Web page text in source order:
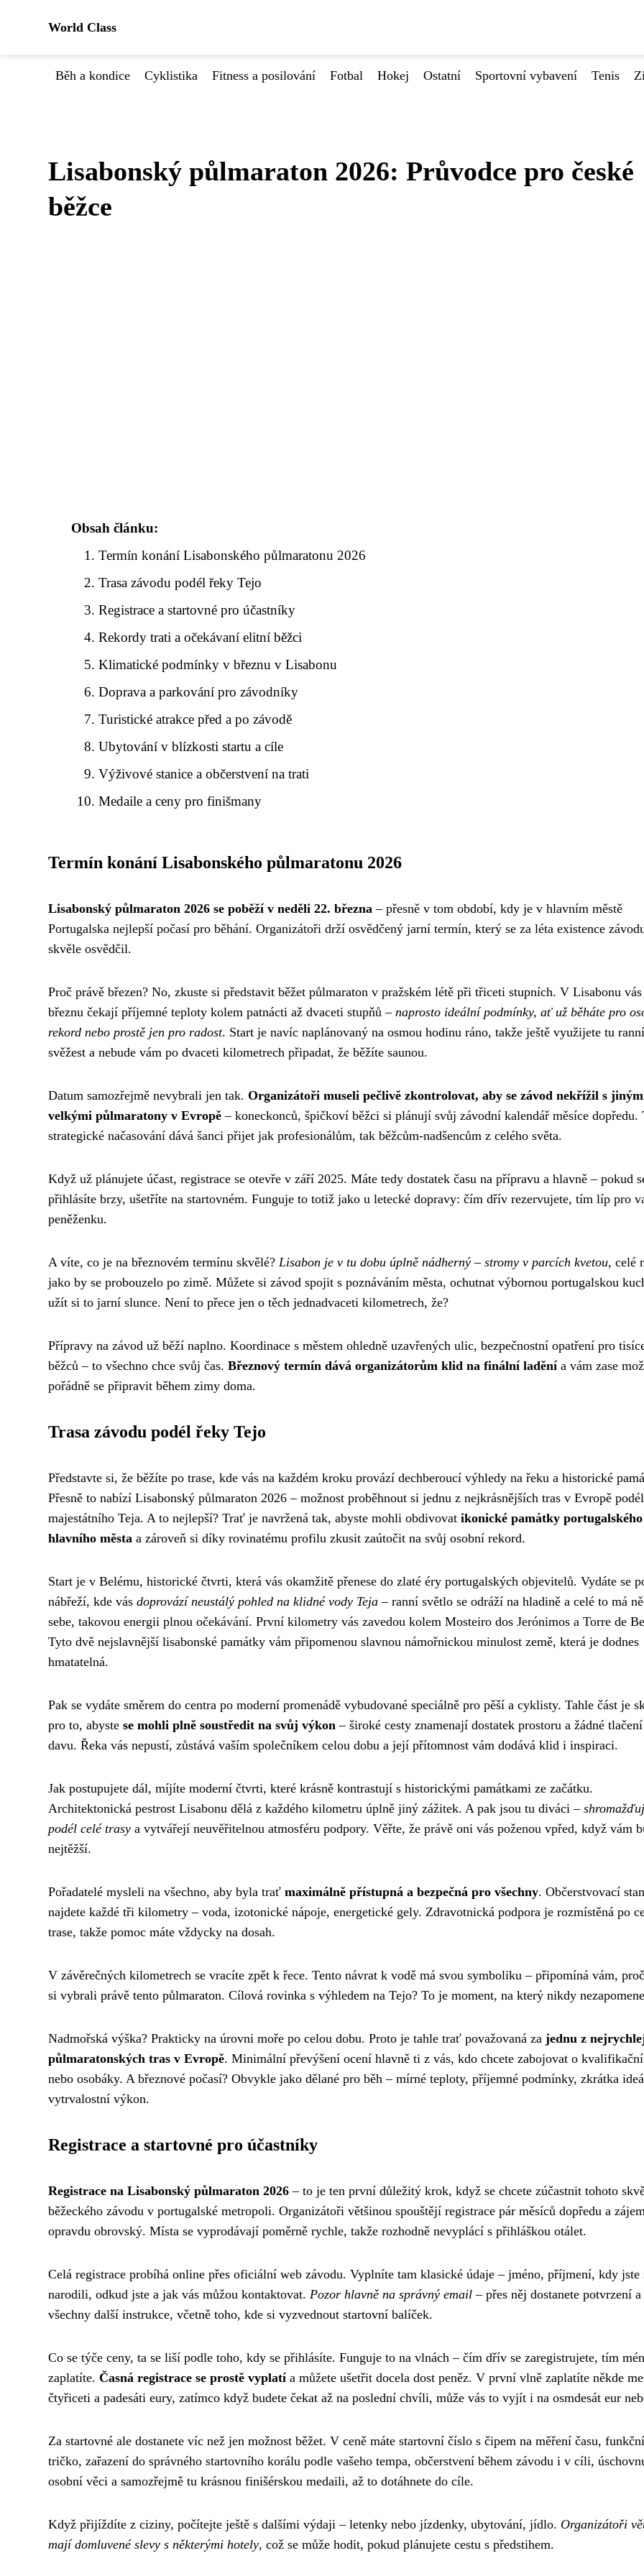
World Class
Běh a kondice Cyklistika Fitness a posilování Fotbal Hokej Ostatní Sportovní vybavení Tenis
Lisabonský půlmaraton 2026: Průvodce pro české
běžce
Obsah článku:
Termín konání Lisabonského půlmaratonu 2026
Trasa závodu podél řeky Tejo
Registrace a startovné pro účastníky
Rekordy trati a očekávaní elitní běžci
Klimatické podmínky v březnu v Lisabonu
Doprava a parkování pro závodníky
Turistické atrakce před a po závodě
Ubytování v blízkosti startu a cíle
Výživové stanice a občerstvení na trati
Medaile a ceny pro finišmany
Termín konání Lisabonského půlmaratonu 2026
Lisabonský půlmaraton 2026 se poběží v neděli 22. března – přesně v tom období, kdy je v hlavním městě
Portugalska nejlepší počasí pro běhání. Organizátoři drží osvědčený jarní termín, který se za léta existence
skvěle osvědčil.
Proč právě březen? No, zkuste si představit běžet půlmaraton v pražském létě při třiceti stupních. V Lisabonu
březnu čekají příjemné teploty kolem patnácti až dvaceti stupňů – naprosto ideální podmínky, ať už běháte pro
rekord nebo prostě jen pro radost. Start je navíc naplánovaný na osmou hodinu ráno, takže ještě využijete tu ranní
svěžest a nebude vám po dvaceti kilometrech připadat, že běžíte saunou.
Datum samozřejmě nevybrali jen tak. Organizátoři museli pečlivě zkontrolovat, aby se závod nekřížil s
velkými půlmaratony v Evropě – koneckonců, špičkoví běžci si plánují svůj závodní kalendář měsíce dopředu.
strategické načasování dává šanci přijet jak profesionálům, tak běžcům-nadšencům z celého světa.
Když už plánujete účast, registrace se otevře v září 2025. Máte tedy dostatek času na přípravu a hlavně – pokud
přihlásíte brzy, ušetříte na startovném. Funguje to totiž jako u letecké dopravy: čím dřív rezervujete, tím líp pro
peněženku.
A víte, co je na březnovém termínu skvělé? Lisabon je v tu dobu úplně nádherný – stromy v parcích kvetou, celé
jako by se probouzelo po zimě. Můžete si závod spojit s poznáváním města, ochutnat výbornou portugalskou
užít si to jarní slunce. Není to přece jen o těch jednadvaceti kilometrech, že?
Přípravy na závod už běží naplno. Koordinace s městem ohledně uzavřených ulic, bezpečnostní opatření pro
běžců – to všechno chce svůj čas. Březnový termín dává organizátorům klid na finální laděnía vám zase
pořádně se připravit během zimy doma.
Trasa závodu podél řeky Tejo
Představte si, že běžíte po trase, kde vás na každém kroku provází dechberoucí výhledy na řeku a historické
Přesně to nabízí Lisabonský půlmaraton 2026 – možnost proběhnout si jednu z nejkrásnějších tras v Evropě podél
majestátního Teja. A to nejlepší? Trať je navržená tak, abyste mohli obdivovat ikonické památky portugalského
hlavního města a zároveň si díky rovinatému profilu zkusit zaútočit na svůj osobní rekord.
Start je v Belému, historické čtvrti, která vás okamžitě přenese do zlaté éry portugalských objevitelů. Vydáte se
nábřeží, kde vás doprovází neustálý pohled na klidné vody Teja – ranní světlo se odráží na hladině a celé to má
sebe, takovou energii plnou očekávání. První kilometry vás zavedou kolem Mosteiro dos Jerónimos a Torre de
Tyto dvě nejslavnější lisabonské památky vám připomenou slavnou námořnickou minulost země, která je dodnes
hmatatelná.
Pak se vydáte směrem do centra po moderní promenádě vybudované speciálně pro pěší a cyklisty. Tahle část je
pro to, abyste se mohli plně soustředit na svůj výkon – široké cesty znamenají dostatek prostoru a žádné
davu. Řeka vás nepustí, zůstává vaším společníkem celou dobu a její přítomnost vám dodává klid i inspiraci.
Jak postupujete dál, míjíte moderní čtvrti, které krásně kontrastují s historickými památkami ze začátku.
Architektonická pestrost Lisabonu dělá z každého kilometru úplně jiný zážitek. A pak jsou tu diváci –
podél celé trasy a vytvářejí neuvěřitelnou atmosféru podpory. Věřte, že právě oni vás poženou vpřed, když vám
nejtěžší.
Pořadatelé mysleli na všechno, aby byla trať maximálně přístupná a bezpečná pro všechny. Občerstvovací
najdete každé tři kilometry – voda, izotonické nápoje, energetické gely. Zdravotnická podpora je rozmístěná po
trase, takže pomoc máte vždycky na dosah.
V závěrečných kilometrech se vracíte zpět k řece. Tento návrat k vodě má svou symboliku – připomíná vám,
si vybrali právě tento půlmaraton. Cílová rovinka s výhledem na Tejo? To je moment, na který nikdy
Nadmořská výška? Prakticky na úrovni moře po celou dobu. Proto je tahle trať považovaná za jednu z
půlmaratonských tras v Evropě. Minimální převýšení ocení hlavně ti z vás, kdo chcete zabojovat o
nebo osobáky. A březnové počasí? Obvykle jako dělané pro běh – mírné teploty, příjemné podmínky, zkrátka
vytrvalostní výkon.
Registrace a startovné pro účastníky
Registrace na Lisabonský půlmaraton 2026 – to je ten první důležitý krok, když se chcete zúčastnit tohoto
běžeckého závodu v portugalské metropoli. Organizátoři většinou spouštějí registrace pár měsíců dopředu a
opravdu obrovský. Místa se vyprodávají poměrně rychle, takže rozhodně nevyplácí s přihláškou otálet.
Celá registrace probíhá online přes oficiální web závodu. Vyplníte tam klasické údaje – jméno, příjmení, kdy jste
narodili, odkud jste a jak vás můžou kontaktovat. Pozor hlavně na správný email – přes něj dostanete potvrzení a
všechny další instrukce, včetně toho, kde si vyzvednout startovní balíček.
Co se týče ceny, ta se liší podle toho, kdy se přihlásíte. Funguje to na vlnách – čím dřív se zaregistrujete, tím
zaplatíte. Časná registrace se prostě vyplatía můžete ušetřit docela dost peněz. V první vlně zaplatíte někde
čtyřiceti a padesáti eury, zatímco když budete čekat až na poslední chvíli, může vás to vyjít i na osmdesát eur
Za startovné ale dostanete víc než jen možnost běžet. V ceně máte startovní číslo s čipem na měření času, funkční
tričko, zařazení do správného startovního korálu podle vašeho tempa, občerstvení během závodu i v cíli,
osobní věci a samozřejmě tu krásnou finišérskou medaili, až to dotáhnete do cíle.
Když přijíždíte z ciziny, počítejte ještě s dalšími výdaji – letenky nebo jízdenky, ubytování, jídlo. Organizátoři
mají domluvené slevy s některými hotely, což se může hodit, pokud plánujete cestu s předstihem.